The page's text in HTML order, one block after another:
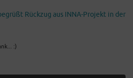
Rückzug aus INNA-Projekt in der
:)